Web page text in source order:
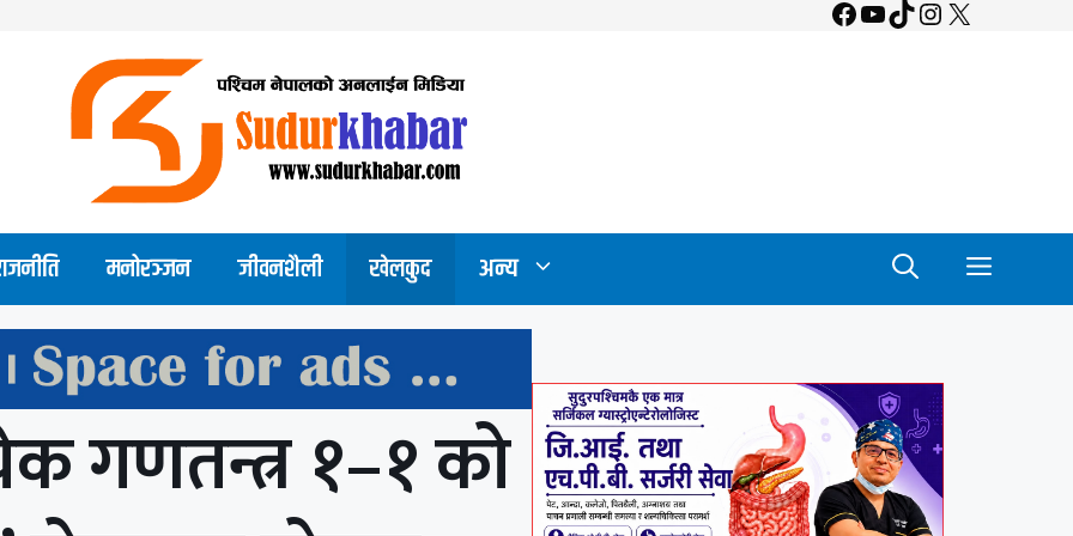
Facebook
YouTube
TikTok
Instagram
X
मनोरञ्जन जीवनशैली खेलकुद अन्य
गणतन्त्र १–१ को